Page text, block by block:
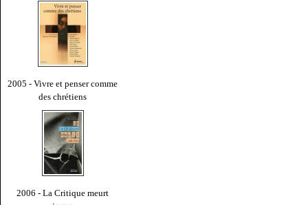
2005 - Vivre et penser comme
des chrétiens
2006 - La Critique meurt